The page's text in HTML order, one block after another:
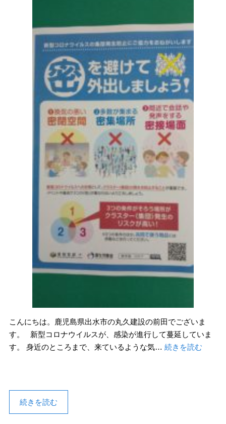
こんにちは。鹿児島県出水市の丸久建設の前田でございま
す。 新型コロナウイルスが、感染が進行して蔓延していま
す。 身近のところまで、来ているような気… 続きを読む
続きを読む